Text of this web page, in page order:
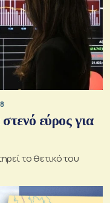
εύρος για
το θετικό του